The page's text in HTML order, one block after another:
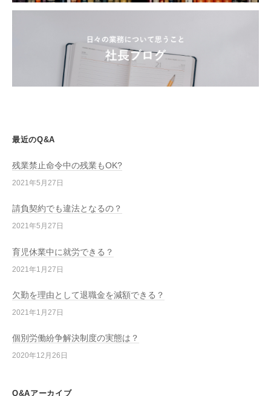
最近のQ&A
残業禁止命令中の残業もOK?
2021年5月27日
請負契約でも違法となるの？
2021年5月27日
育児休業中に就労できる？
2021年1月27日
欠勤を理由として退職金を減額できる？
2021年1月27日
個別労働紛争解決制度の実態は？
2020年12月26日
Q&Aアーカイブ